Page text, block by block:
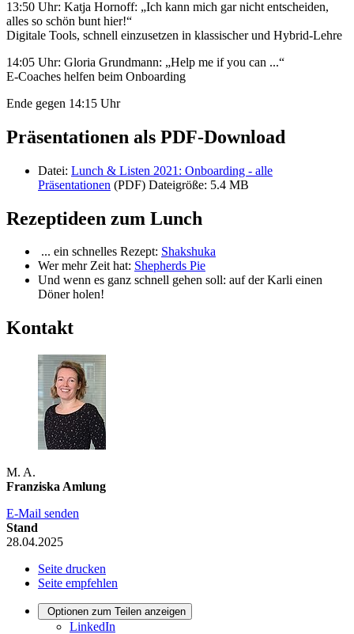
13:50 Uhr: Katja Hornoff: „Ich kann mich gar nicht entscheiden,
alles so schön bunt hier!“
Digitale Tools, schnell einzusetzen in klassischer und Hybrid-Lehre
14:05 Uhr: Gloria Grundmann: „Help me if you can ...“
E-Coaches helfen beim Onboarding
Ende gegen 14:15 Uhr
Präsentationen als PDF-Download
Datei: Lunch & Listen 2021: Onboarding - alle
Präsentationen (PDF) Dateigröße: 5.4 MB
Rezeptideen zum Lunch
... ein schnelles Rezept: Shakshuka
Wer mehr Zeit hat: Shepherds Pie
Und wenn es ganz schnell gehen soll: auf der Karli einen
Döner holen!
Kontakt
M. A.
Franziska Amlung
E-Mail senden
Stand
28.04.2025
Seite drucken
Seite empfehlen
Optionen zum Teilen anzeigen
LinkedIn